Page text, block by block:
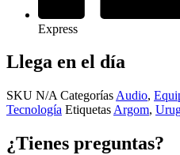
Express
Llega en el día
SKU N/A Categorías Audio,
Tecnología Etiquetas Argom,
¿Tienes preguntas?